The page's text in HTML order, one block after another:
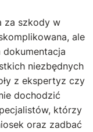
za szkody w
ale
dokumentacja
niezbędnych
z ekspertyz czy
dochodzić
którzy
oraz zadbać